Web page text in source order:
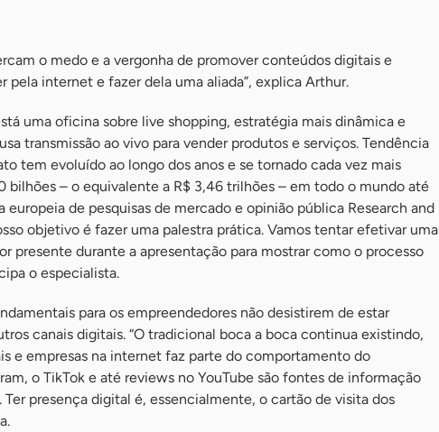
o medo e a vergonha de promover conteúdos digitais e
pela internet e fazer dela uma aliada”, explica Arthur.
uma oficina sobre live shopping, estratégia mais dinâmica e
transmissão ao vivo para vender produtos e serviços. Tendência
tem evoluído ao longo dos anos e se tornado cada vez mais
bilhões – o equivalente a R$ 3,46 trilhões – em todo o mundo até
europeia de pesquisas de mercado e opinião pública Research and
objetivo é fazer uma palestra prática. Vamos tentar efetivar uma
presente durante a apresentação para mostrar como o processo
o especialista.
para os empreendedores não desistirem de estar
canais digitais. “O tradicional boca a boca continua existindo,
e empresas na internet faz parte do comportamento do
o TikTok e até reviews no YouTube são fontes de informação
Ter presença digital é, essencialmente, o cartão de visita dos